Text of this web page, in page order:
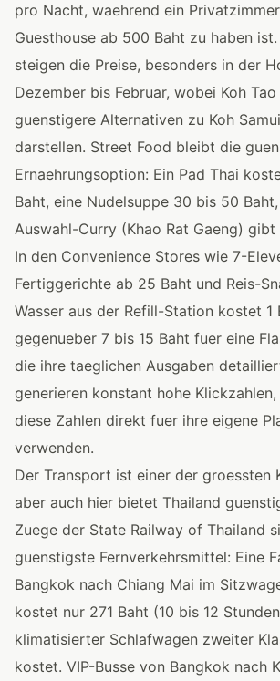
pro Nacht, waehrend ein
Guesthouse ab 500 Baht zu haben
steigen die Preise, besonders in der
Dezember bis Februar, wobei Koh
guenstigere Alternativen zu Koh
darstellen. Street Food bleibt die
Ernaehrungsoption: Ein Pad Thai
Baht, eine Nudelsuppe 30 bis 50
Auswahl-Curry (Khao Rat Gaeng) gibt
In den Convenience Stores wie 7-
Fertiggerichte ab 25 Baht und Reis-
Wasser aus der Refill-Station kostet 1
gegenueber 7 bis 15 Baht fuer eine
die ihre taeglichen Ausgaben
generieren konstant hohe
diese Zahlen direkt fuer ihre eigene
verwenden.
Der Transport ist einer der groessten
aber auch hier bietet Thailand
Zuege der State Railway of Thailand
guenstigste Fernverkehrsmittel: Eine
Bangkok nach Chiang Mai im
kostet nur 271 Baht (10 bis 12
klimatisierter Schlafwagen zweiter
kostet. VIP-Busse von Bangkok nach